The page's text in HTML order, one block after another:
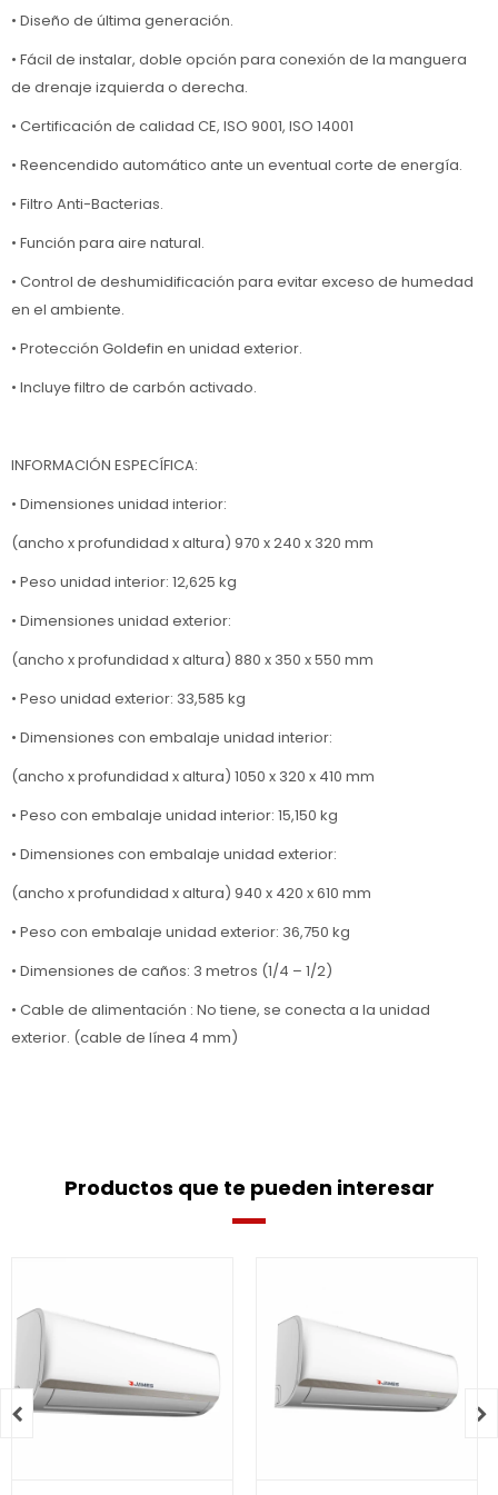
• Diseño de última generación.
• Fácil de instalar, doble opción para conexión de la manguera
de drenaje izquierda o derecha.
• Certificación de calidad CE, ISO 9001, ISO 14001
• Reencendido automático ante un eventual corte de energía.
• Filtro Anti-Bacterias.
• Función para aire natural.
• Control de deshumidificación para evitar exceso de humedad
en el ambiente.
• Protección Goldefin en unidad exterior.
• Incluye filtro de carbón activado.
INFORMACIÓN ESPECÍFICA:
• Dimensiones unidad interior:
(ancho x profundidad x altura) 970 x 240 x 320 mm
• Peso unidad interior: 12,625 kg
• Dimensiones unidad exterior:
(ancho x profundidad x altura) 880 x 350 x 550 mm
• Peso unidad exterior: 33,585 kg
• Dimensiones con embalaje unidad interior:
(ancho x profundidad x altura) 1050 x 320 x 410 mm
• Peso con embalaje unidad interior: 15,150 kg
• Dimensiones con embalaje unidad exterior:
(ancho x profundidad x altura) 940 x 420 x 610 mm
• Peso con embalaje unidad exterior: 36,750 kg
• Dimensiones de caños: 3 metros (1/4 – 1/2)
• Cable de alimentación : No tiene, se conecta a la unidad
exterior. (cable de línea 4 mm)
Productos que te pueden interesar
 